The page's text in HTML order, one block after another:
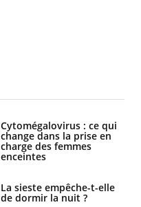
Cytomégalovirus : ce qui
change dans la prise en
charge des femmes
enceintes
La sieste empêche-t-elle
de dormir la nuit ?